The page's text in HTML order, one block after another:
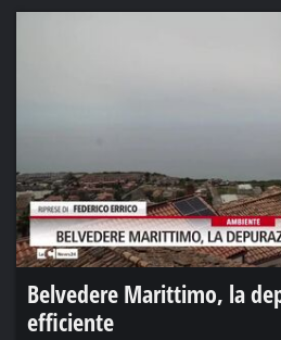
Belvedere Marittimo, la
efficiente